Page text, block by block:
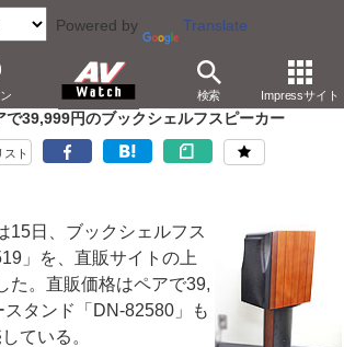
Powered by Translate
検索 Impressサイト
オーディオスピーカー
で39,999円のブックシェルフスピーカー
スト
日、ブックシェルフス
」を、直販サイトの上
た。直販価格はペアで39,
タンド「DN-82580」も
ている。